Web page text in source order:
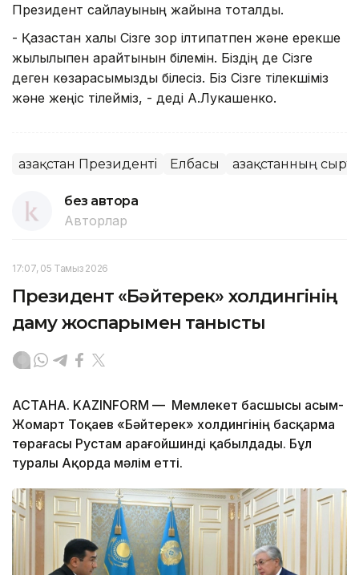
Президент сайлауының жайына тоқталды.
- Қазақстан халқы Сізге зор ілтипатпен және ерекше
жылылықпен қарайтынын білемін. Біздің де Сізге
деген көзқарасымызды білесіз. Біз Сізге тілекшіміз
және жеңіс тілейміз, - деді А.Лукашенко.
Қазақстан Президенті Елбасы Қазақстанның
без автора
Авторлар
17:07, 05 Тамыз 2026
Президент «Бәйтерек» холдингінің
даму жоспарымен танысты
АСТАНА. KAZINFORM — Мемлекет басшысы Қасым-
Жомарт Тоқаев «Бәйтерек» холдингінің басқарма
төрағасы Рустам Қарағойшинді қабылдады. Бұл
туралы Ақорда мәлім етті.